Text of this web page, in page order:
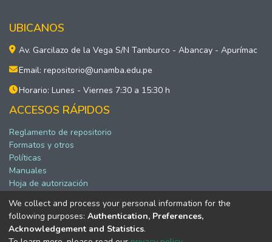
UBICANOS
Av. Garcilazo de la Vega S/N Tamburco - Abancay - Apurímac
Email: repositorio@unamba.edu.pe
Horario: Lunes - Viernes 7:30 a 15:30 h
ACCESOS RÁPIDOS
Reglamento de repositorio
Formatos y otros
Políticas
Manuales
Hoja de autorización
Software DSpace copyright © 2002-2026 LYRASIS
Configuración de cookies
We collect and process your personal information for the
following purposes: Authentication, Preferences,
Acknowledgement and Statistics.